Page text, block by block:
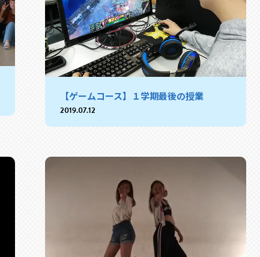
【ゲームコース】１学期最後の授業
2019.07.12